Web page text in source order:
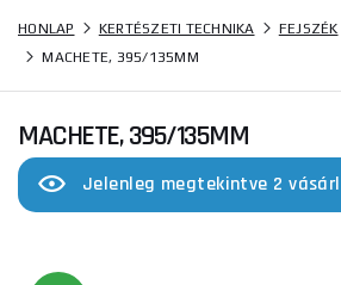
HONLAP KERTÉSZETI TECHNIKA
FEJSZÉK
MACHETE, 395/135MM
MACHETE, 395/135MM
Jelenleg megtekintve 2